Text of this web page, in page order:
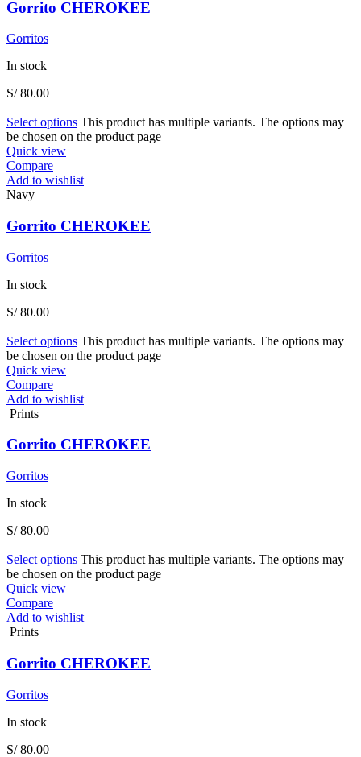
Gorrito CHEROKEE
Gorritos
In stock
S/80.00
Select options This product has multiple variants. The options may
be chosen on the product page
Quick view
Compare
Add to wishlist
Navy
Gorrito CHEROKEE
Gorritos
In stock
S/80.00
Select options This product has multiple variants. The options may
be chosen on the product page
Quick view
Compare
Add to wishlist
Prints
Gorrito CHEROKEE
Gorritos
In stock
S/80.00
Select options This product has multiple variants. The options may
be chosen on the product page
Quick view
Compare
Add to wishlist
Prints
Gorrito CHEROKEE
Gorritos
In stock
S/80.00